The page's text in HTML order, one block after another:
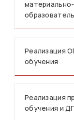
Реализация
обучения
Реализация
обучения и